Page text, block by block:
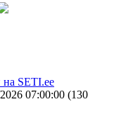
SETI.ee
07:00:00 (130